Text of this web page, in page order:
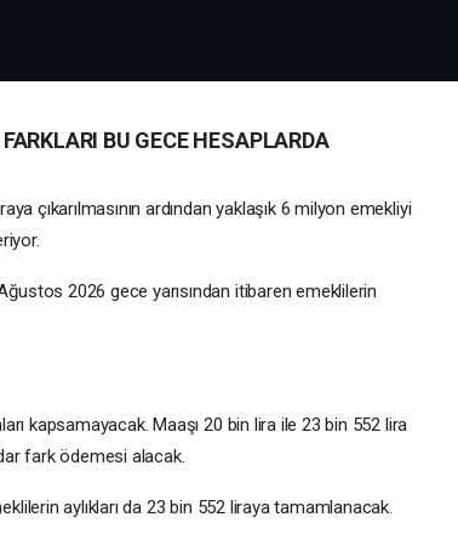
BU GECE HESAPLARDA
çıkarılmasının ardından yaklaşık 6 milyon emekliyi
2026 gece yarısından itibaren emeklilerin
kapsamayacak. Maaşı 20 bin lira ile 23 bin 552 lira
fark ödemesi alacak.
aylıkları da 23 bin 552 liraya tamamlanacak.